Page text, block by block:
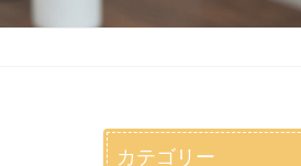
カテゴリー